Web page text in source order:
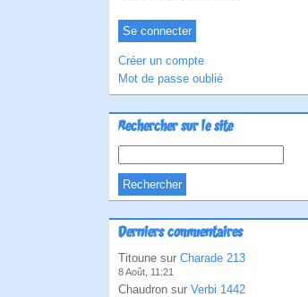
Créer un compte
Mot de passe oublié
Rechercher sur le site
Derniers commentaires
Titoune sur Charade 213
8 Août, 11:21
Chaudron sur Verbi 1442